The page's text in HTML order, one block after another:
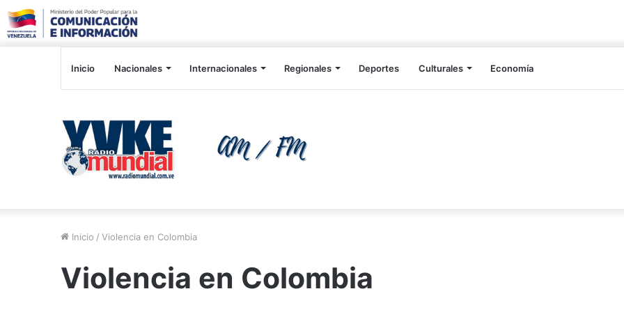
Inicio Nacionales Internacionales Regionales Deportes Culturales Economía
Inicio / Violencia en Colombia
Violencia en Colombia